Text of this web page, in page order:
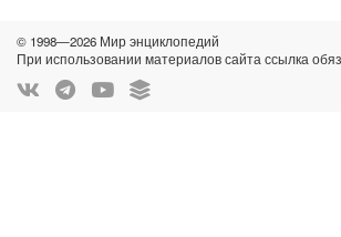
© 1998—2026 Мир энциклопедий
При использовании материалов сайта ссылка